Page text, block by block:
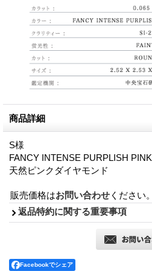
商品詳細
S様
FANCY INTENSE PURPLISH PINK
天然ピンクダイヤモンド
販売価格はお問い合わせ ください。
返品特約に関する重要事項
Facebookでシェア